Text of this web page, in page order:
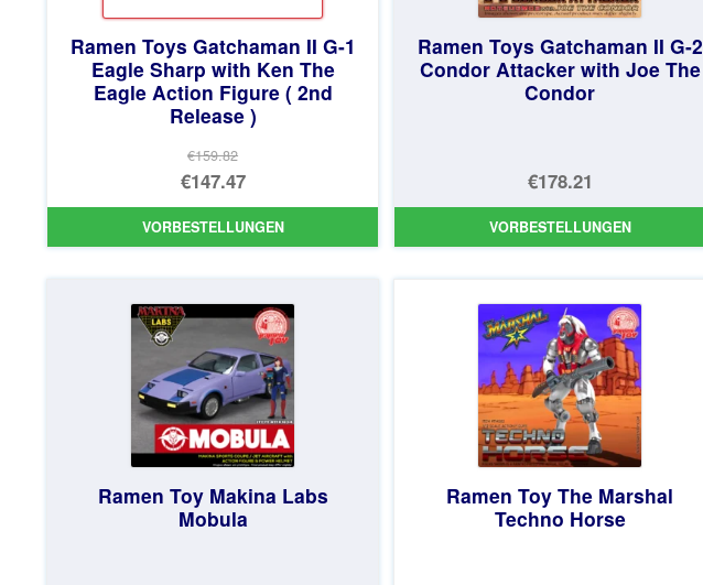
Ramen Toys Gatchaman II G-1
Eagle Sharp with Ken The
Eagle Action Figure ( 2nd
Release )
€159.82
Ursprünglicher
Preis
war:
€147.47
Aktueller
Preis
€147.47.
VORBESTELLUNGEN
Ramen Toys Gatchaman II G-2
Condor Attacker with Joe The
Condor
€178.21
VORBESTELLUNGEN
Ramen Toy Makina Labs
Mobula
Ramen Toy The Marshal
Techno Horse